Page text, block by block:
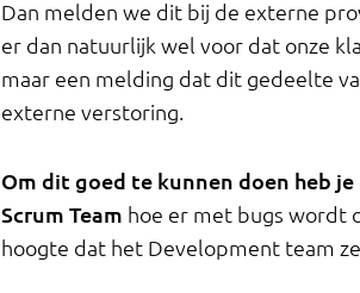
Dan melden we dit bij de externe
er dan natuurlijk wel voor dat onze
maar een melding dat dit gedeelte
externe verstoring.
Om dit goed te kunnen doen heb
Scrum Team hoe er met bugs wordt
hoogte dat het Development team